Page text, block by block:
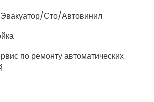
Сто/Автовинил
по ремонту автоматических